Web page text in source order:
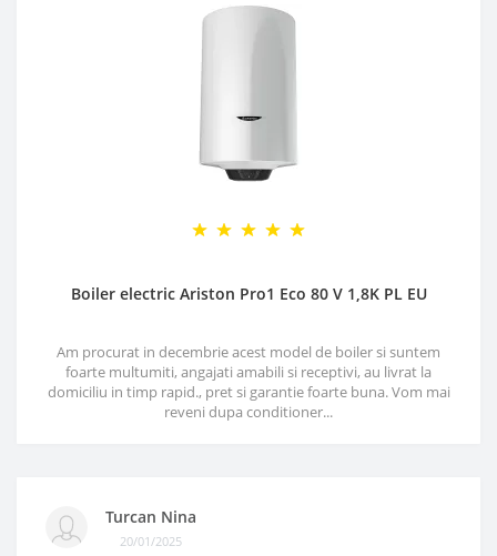
Boiler electric Ariston Pro1 Eco 80 V 1,8K PL EU
Am procurat in decembrie acest model de boiler si suntem
foarte multumiti, angajati amabili si receptivi, au livrat la
domiciliu in timp rapid., pret si garantie foarte buna. Vom mai
reveni dupa conditioner...
Turcan Nina
20/01/2025